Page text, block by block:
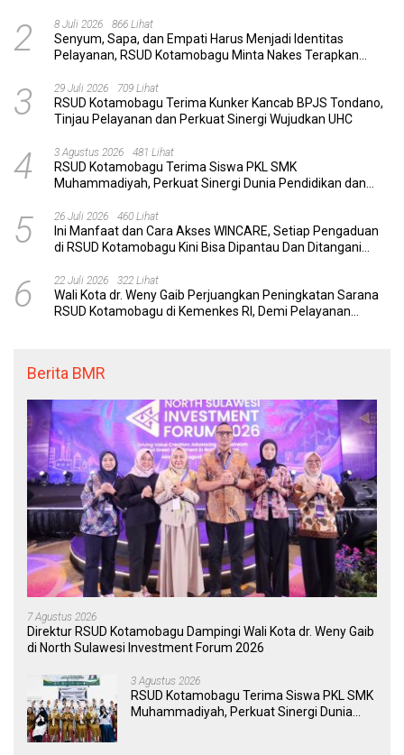
2 8 Juli 2026 866 Lihat
Senyum, Sapa, dan Empati Harus Menjadi Identitas
Pelayanan, RSUD Kotamobagu Minta Nakes Terapkan
3 29 Juli 2026 709 Lihat
RSUD Kotamobagu Terima Kunker Kancab BPJS Tondano,
Tinjau Pelayanan dan Perkuat Sinergi Wujudkan UHC
4 3 Agustus 2026 481 Lihat
RSUD Kotamobagu Terima Siswa PKL SMK
Muhammadiyah, Perkuat Sinergi Dunia Pendidikan dan
5 26 Juli 2026 460 Lihat
Ini Manfaat dan Cara Akses WINCARE, Setiap Pengaduan
di RSUD Kotamobagu Kini Bisa Dipantau Dan Ditangani
6 22 Juli 2026 322 Lihat
Wali Kota dr. Weny Gaib Perjuangkan Peningkatan Sarana
RSUD Kotamobagu di Kemenkes RI, Demi Pelayanan
Berita BMR
7 Agustus 2026
Direktur RSUD Kotamobagu Dampingi Wali Kota dr. Weny Gaib
di North Sulawesi Investment Forum 2026
3 Agustus 2026
RSUD Kotamobagu Terima Siswa PKL SMK
Muhammadiyah, Perkuat Sinergi Dunia